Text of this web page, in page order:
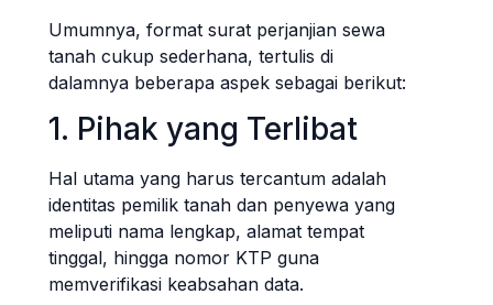
Umumnya, format surat perjanjian sewa
tanah cukup sederhana, tertulis di
dalamnya beberapa aspek sebagai berikut:
1. Pihak yang Terlibat
Hal utama yang harus tercantum adalah
identitas pemilik tanah dan penyewa yang
meliputi nama lengkap, alamat tempat
tinggal, hingga nomor KTP guna
memverifikasi keabsahan data.